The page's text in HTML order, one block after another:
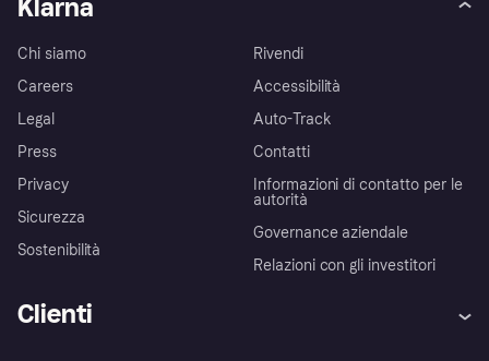
Klarna
Chi siamo
Careers
Legal
Press
Privacy
Sicurezza
Sostenibilità
Rivendi
Accessibilità
Auto-Track
Contatti
Informazioni di contatto per le
autorità
Governance aziendale
Relazioni con gli investitori
Clienti